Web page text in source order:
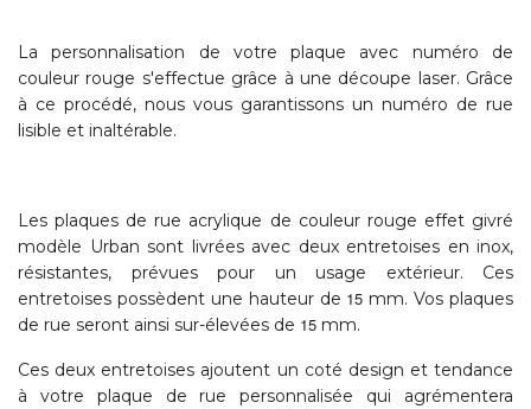
La personnalisation de votre plaque avec numéro de
couleur rouge s'effectue grâce à une découpe laser. Grâce
à ce procédé, nous vous garantissons un numéro de rue
lisible et inaltérable.
Les plaques de rue acrylique de couleur rouge effet givré
modèle Urban sont livrées avec deux entretoises en inox,
résistantes, prévues pour un usage extérieur. Ces
entretoises possèdent une hauteur de 15 mm. Vos plaques
de rue seront ainsi sur-élevées de 15 mm.
Ces deux entretoises ajoutent un coté design et tendance
à votre plaque de rue personnalisée qui agrémentera